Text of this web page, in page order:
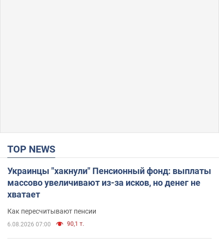
TOP NEWS
Украинцы "хакнули" Пенсионный фонд: выплаты
массово увеличивают из-за исков, но денег не
хватает
Как пересчитывают пенсии
6.08.2026 07:00 90,1 т.